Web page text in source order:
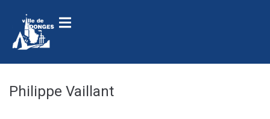
Philippe Vaillant